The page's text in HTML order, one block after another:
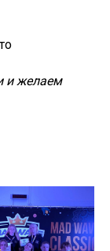
и желаем